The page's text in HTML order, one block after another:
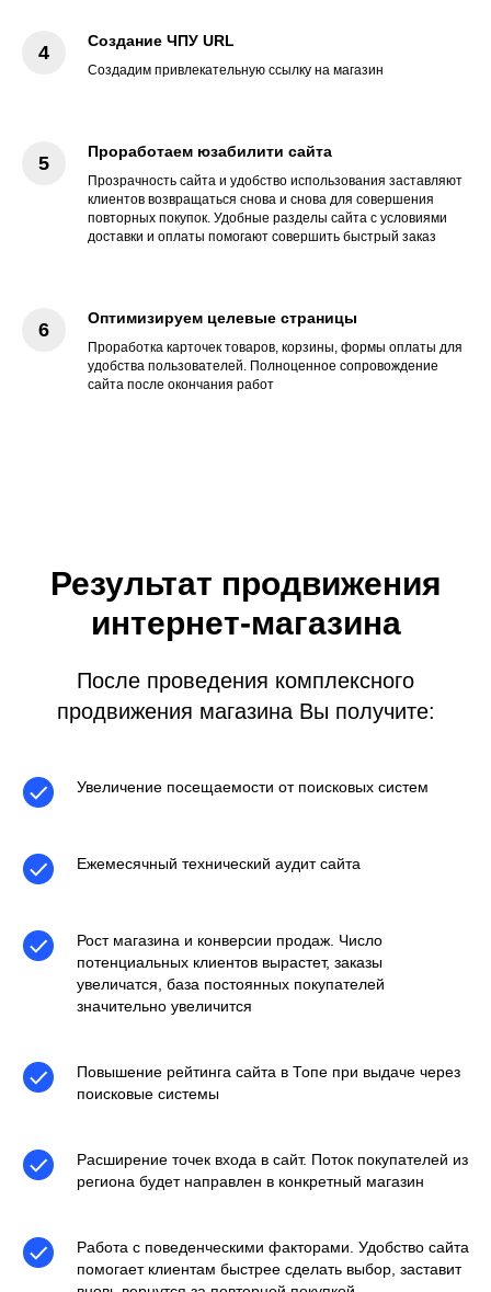
Создание ЧПУ URL
Создадим привлекательную ссылку на магазин
Проработаем юзабилити сайта
Прозрачность сайта и удобство использования заставляют
клиентов возвращаться снова и снова для совершения
повторных покупок. Удобные разделы сайта с условиями
доставки и оплаты помогают совершить быстрый заказ
Оптимизируем целевые страницы
Проработка карточек товаров, корзины, формы оплаты для
удобства пользователей. Полноценное сопровождение
сайта после окончания работ
Результат продвижения
интернет-магазина
После проведения комплексного
продвижения магазина Вы получите:
Увеличение посещаемости от поисковых систем
Ежемесячный технический аудит сайта
Рост магазина и конверсии продаж. Число
потенциальных клиентов вырастет, заказы
увеличатся, база постоянных покупателей
значительно увеличится
Повышение рейтинга сайта в Топе при выдаче через
поисковые системы
Расширение точек входа в сайт. Поток покупателей из
региона будет направлен в конкретный магазин
Работа с поведенческими факторами. Удобство сайта
помогает клиентам быстрее сделать выбор, заставит